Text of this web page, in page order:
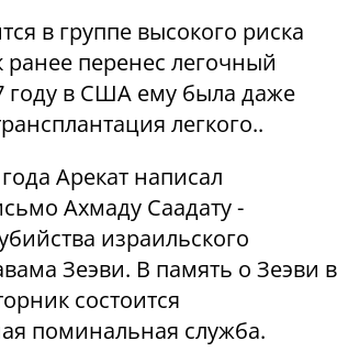
в группе высокого риска
ранее перенес легочный
году в США ему была даже
легкого..
Арекат написал
Ахмаду Саадату -
израильского
Зеэви. В память о Зеэви в
состоится
поминальная служба.